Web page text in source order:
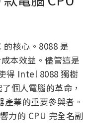
的核心。8088 是
本效益。儘管這是
得 Intel 8088 獨樹
個人電腦的革命，
業的重要參與者。
力的 CPU 完全名副